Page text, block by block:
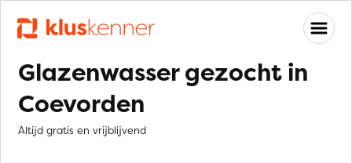
Glazenwasser gezocht in
Coevorden
Altijd gratis en vrijblijvend